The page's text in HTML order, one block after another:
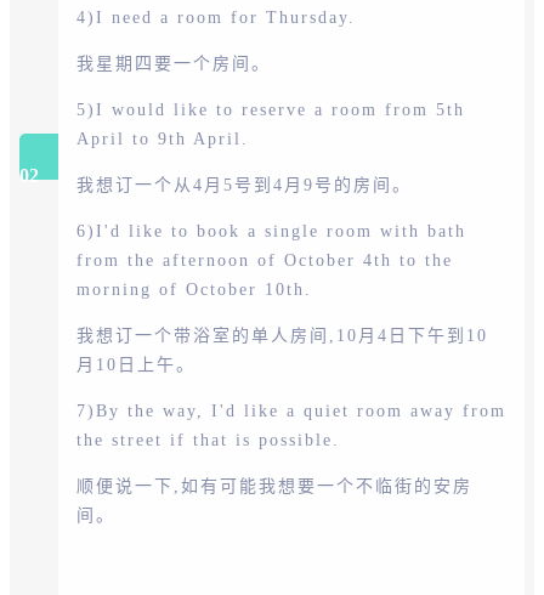
02
4)I need a room for Thursday.
我星期四要一个房间。
5)I would like to reserve a room from 5th
April to 9th April.
我想订一个从4月5号到4月9号的房间。
6)I'd like to book a single room with bath
from the afternoon of October 4th to the
morning of October 10th.
我想订一个带浴室的单人房间,10月4日下午到10
月10日上午。
7)By the way, I'd like a quiet room away from
the street if that is possible.
顺便说一下,如有可能我想要一个不临街的安房
间。